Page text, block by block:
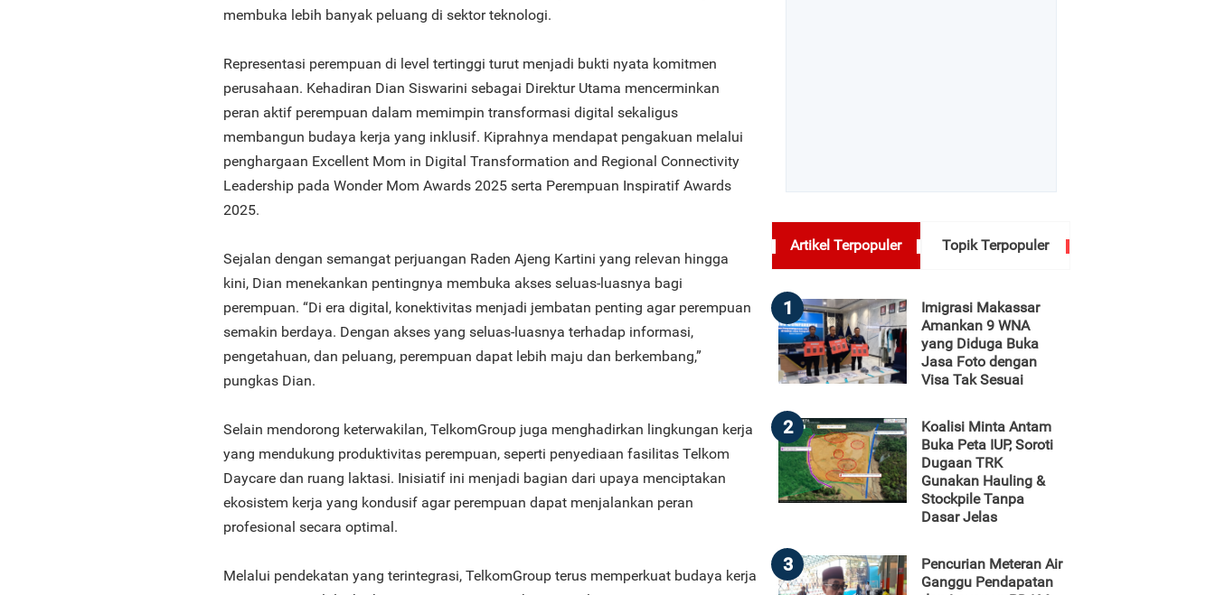
membuka lebih banyak peluang di sektor teknologi.
Representasi perempuan di level tertinggi turut menjadi bukti nyata komitmen
perusahaan. Kehadiran Dian Siswarini sebagai Direktur Utama mencerminkan
peran aktif perempuan dalam memimpin transformasi digital sekaligus
membangun budaya kerja yang inklusif. Kiprahnya mendapat pengakuan melalui
penghargaan Excellent Mom in Digital Transformation and Regional Connectivity
Leadership pada Wonder Mom Awards 2025 serta Perempuan Inspiratif Awards
2025.
Sejalan dengan semangat perjuangan Raden Ajeng Kartini yang relevan hingga
kini, Dian menekankan pentingnya membuka akses seluas-luasnya bagi
perempuan. “Di era digital, konektivitas menjadi jembatan penting agar perempuan
semakin berdaya. Dengan akses yang seluas-luasnya terhadap informasi,
pengetahuan, dan peluang, perempuan dapat lebih maju dan berkembang,”
pungkas Dian.
Selain mendorong keterwakilan, TelkomGroup juga menghadirkan lingkungan kerja
yang mendukung produktivitas perempuan, seperti penyediaan fasilitas Telkom
Daycare dan ruang laktasi. Inisiatif ini menjadi bagian dari upaya menciptakan
ekosistem kerja yang kondusif agar perempuan dapat menjalankan peran
profesional secara optimal.
Melalui pendekatan yang terintegrasi, TelkomGroup terus memperkuat budaya kerja
Artikel Terpopuler Topik Terpopuler
1
Imigrasi Makassar
Amankan 9 WNA
yang Diduga Buka
Jasa Foto dengan
Visa Tak Sesuai
2
Koalisi Minta Antam
Buka Peta IUP, Soroti
Dugaan TRK
Gunakan Hauling &
Stockpile Tanpa
Dasar Jelas
3
Pencurian Meteran Air
Ganggu Pendapatan